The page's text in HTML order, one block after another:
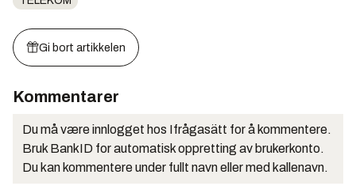
Gi bort artikkelen
Kommentarer
Du må være innlogget hos Ifrågasätt for å kommentere.
Bruk BankID for automatisk oppretting av brukerkonto.
Du kan kommentere under fullt navn eller med kallenavn.